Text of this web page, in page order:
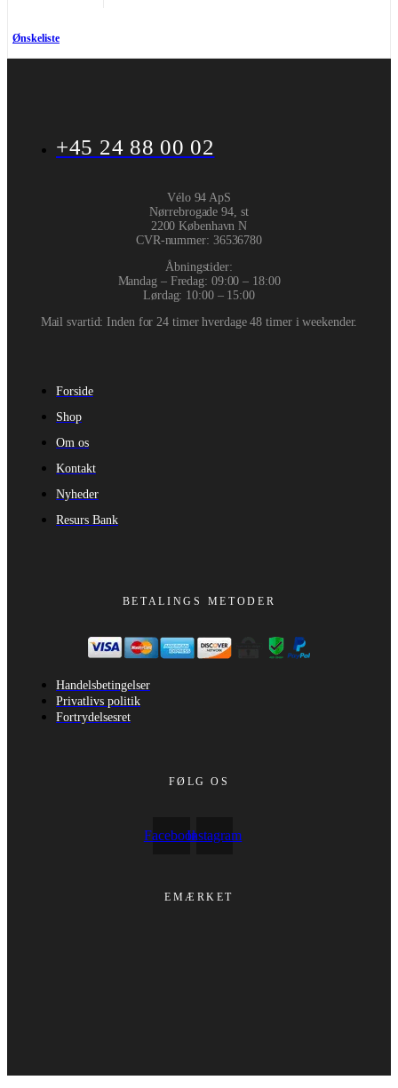
Ønskeliste
+45 24 88 00 02
Vélo 94 ApS
Nørrebrogade 94, st
2200 København N
CVR-nummer: 36536780
Åbningstider:
Mandag – Fredag: 09:00 – 18:00
Lørdag: 10:00 – 15:00
Mail svartid: Inden for 24 timer hverdage 48 timer i weekender.
Forside
Shop
Om os
Kontakt
Nyheder
Resurs Bank
BETALINGS METODER
Handelsbetingelser
Privatlivs politik
Fortrydelsesret
FØLG OS
FacebookInstagram
EMÆRKET